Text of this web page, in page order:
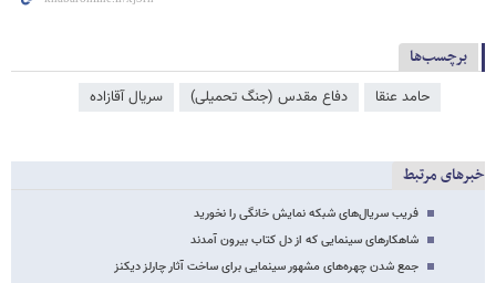
برچسب‌ها
حامد عنقا دفاع مقدس (جنگ تحمیلی) سریال آقازاده
خبرهای مرتبط
فریب سریال‌های شبکه نمایش خانگی را نخورید
شاهکارهای سینمایی که از دل کتاب بیرون آمدند
جمع شدن چهره‌های مشهور سینمایی برای ساخت آثار چارلز دیکنز